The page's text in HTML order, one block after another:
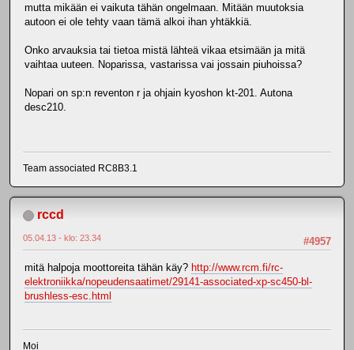
mutta mikään ei vaikuta tähän ongelmaan. Mitään muutoksia
autoon ei ole tehty vaan tämä alkoi ihan yhtäkkiä.
Onko arvauksia tai tietoa mistä lähteä vikaa etsimään ja mitä
vaihtaa uuteen. Noparissa, vastarissa vai jossain piuhoissa?
Nopari on sp:n reventon r ja ohjain kyoshon kt-201. Autona
desc210.
Team associated RC8B3.1
rccd
#4957
05.04.13 - klo: 23.34
mitä halpoja moottoreita tähän käy? http://www.rcm.fi/rc-
elektroniikka/nopeudensaatimet/29141-associated-xp-sc450-bl-
brushless-esc.html
Moi